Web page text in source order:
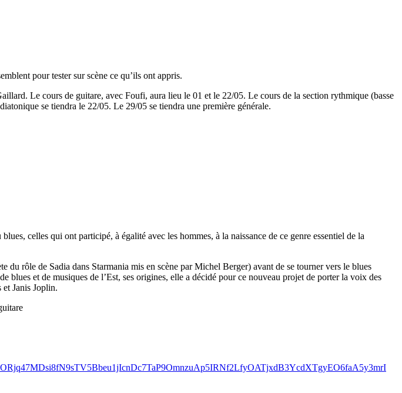
pour tester sur scène ce qu’ils ont appris.
Le cours de guitare, avec Foufi, aura lieu le 01 et le 22/05. Le cours de la section rythmique (basse
se tiendra le 22/05. Le 29/05 se tiendra une première générale.
celles qui ont participé, à égalité avec les hommes, à la naissance de ce genre essentiel de la
du rôle de Sadia dans Starmania mis en scène par Michel Berger) avant de se tourner vers le blues
et de musiques de l’Est, ses origines, elle a décidé pour ce nouveau projet de porter la voix des
Janis Joplin.